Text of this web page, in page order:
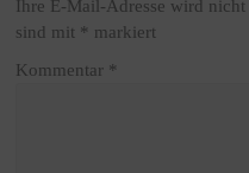
Ihre E-Mail-Adresse wird
sind mit * markiert
Kommentar *